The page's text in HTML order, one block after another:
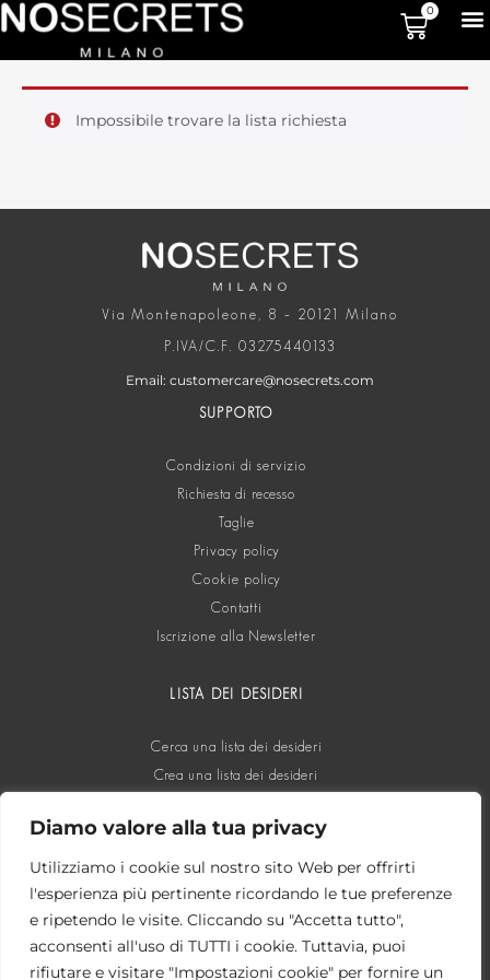
Diamo valore alla tua privacy
Utilizziamo i cookie sul nostro sito Web per offrirti
l'esperienza più pertinente ricordando le tue preferenze
e ripetendo le visite. Cliccando su "Accetta tutto",
acconsenti all'uso di TUTTI i cookie. Tuttavia, puoi
rifiutare e visitare "Impostazioni cookie" per fornire un
0
Impossibile trovare la lista richiesta
Via Montenapoleone, 8 – 20121 Milano
P.IVA/C.F. 03275440133
Email: customercare@nosecrets.com
SUPPORTO
Condizioni di servizio
Richiesta di recesso
Taglie
Privacy policy
Cookie policy
Contatti
Iscrizione alla Newsletter
LISTA DEI DESIDERI
Cerca una lista dei desideri
Crea una lista dei desideri
SOCIAL